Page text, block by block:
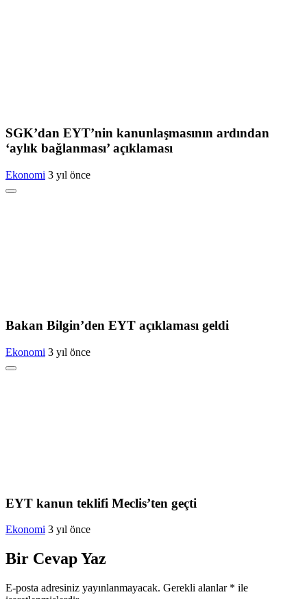
SGK’dan EYT’nin kanunlaşmasının ardından
‘aylık bağlanması’ açıklaması
Ekonomi 3 yıl önce
Bakan Bilgin’den EYT açıklaması geldi
Ekonomi 3 yıl önce
EYT kanun teklifi Meclis’ten geçti
Ekonomi 3 yıl önce
Bir Cevap Yaz
E-posta adresiniz yayınlanmayacak. Gerekli alanlar * ile